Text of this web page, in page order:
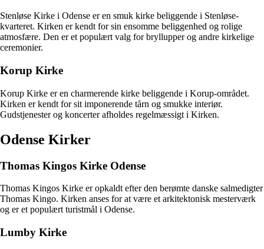
Stenløse Kirke i Odense er en smuk kirke beliggende i Stenløse-
kvarteret. Kirken er kendt for sin ensomme beliggenhed og rolige
atmosfære. Den er et populært valg for bryllupper og andre kirkelige
ceremonier.
Korup Kirke
Korup Kirke er en charmerende kirke beliggende i Korup-området.
Kirken er kendt for sit imponerende tårn og smukke interiør.
Gudstjenester og koncerter afholdes regelmæssigt i Kirken.
Odense Kirker
Thomas Kingos Kirke Odense
Thomas Kingos Kirke er opkaldt efter den berømte danske salmedigter
Thomas Kingo. Kirken anses for at være et arkitektonisk mesterværk
og er et populært turistmål i Odense.
Lumby Kirke